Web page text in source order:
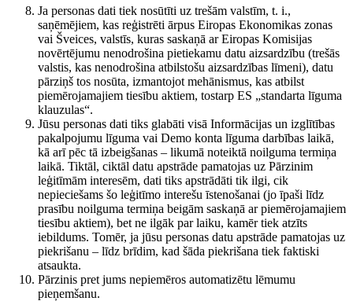
Ja personas dati tiek nosūtīti uz trešām valstīm, t. i.,
saņēmējiem, kas reģistrēti ārpus Eiropas Ekonomikas zonas
vai Šveices, valstīs, kuras saskaņā ar Eiropas Komisijas
novērtējumu nenodrošina pietiekamu datu aizsardzību (trešās
valstis, kas nenodrošina atbilstošu aizsardzības līmeni), datu
pārziņš tos nosūta, izmantojot mehānismus, kas atbilst
piemērojamajiem tiesību aktiem, tostarp ES „standarta līguma
klauzulas“.
Jūsu personas dati tiks glabāti visā Informācijas un izglītības
pakalpojumu līguma vai Demo konta līguma darbības laikā,
kā arī pēc tā izbeigšanas – likumā noteiktā noilguma termiņa
laikā. Tiktāl, ciktāl datu apstrāde pamatojas uz Pārzinim
leģitīmām interesēm, dati tiks apstrādāti tik ilgi, cik
nepieciešams šo leģitīmo interešu īstenošanai (jo īpaši līdz
prasību noilguma termiņa beigām saskaņā ar piemērojamajiem
tiesību aktiem), bet ne ilgāk par laiku, kamēr tiek atzīts
iebildums. Tomēr, ja jūsu personas datu apstrāde pamatojas uz
piekrišanu – līdz brīdim, kad šāda piekrišana tiek faktiski
atsaukta.
Pārzinis pret jums nepiemēros automatizētu lēmumu
pieņemšanu.